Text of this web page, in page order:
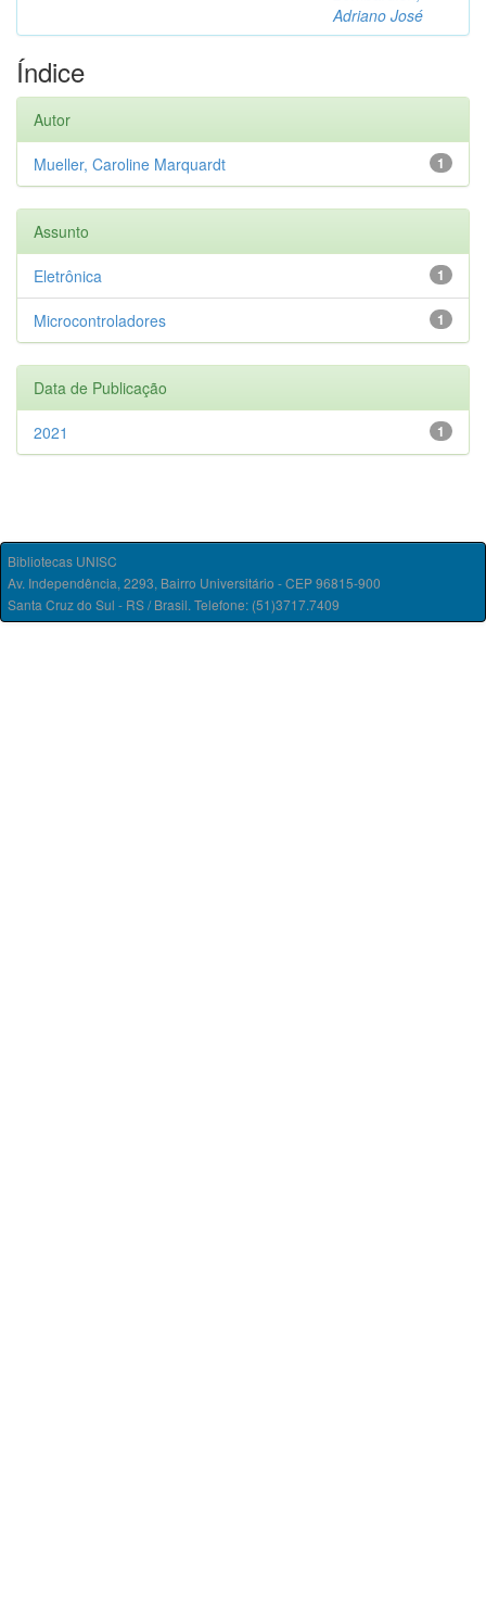
Adriano José
Índice
Autor
1
Mueller, Caroline Marquardt
Assunto
1
Eletrônica
1
Microcontroladores
Data de Publicação
1
2021
Bibliotecas UNISC
Av. Independência, 2293, Bairro Universitário - CEP 96815-900
Santa Cruz do Sul - RS / Brasil. Telefone: (51)3717.7409